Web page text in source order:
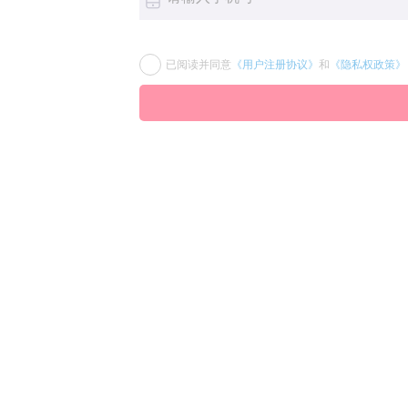
已阅读并同意 《用户注册协议》 和 《隐私权政策》